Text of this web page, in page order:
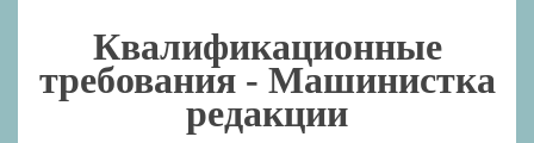
Квалификационные
требования - Машинистка
редакции